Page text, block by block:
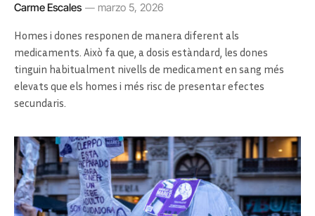
Carme Escales marzo 5, 2026
Homes i dones responen de manera diferent als
medicaments. Això fa que, a dosis estàndard, les dones
tinguin habitualment nivells de medicament en sang més
elevats que els homes i més risc de presentar efectes
secundaris.